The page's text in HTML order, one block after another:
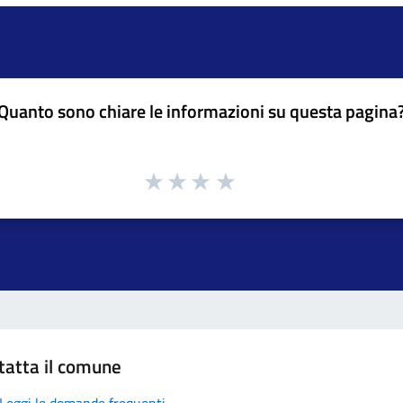
sono chiare le informazioni su questa
il comune